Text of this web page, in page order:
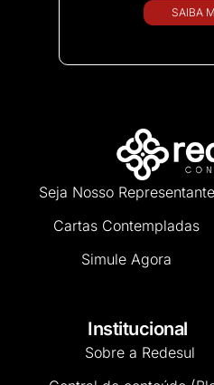
SAIBA
Seja Nosso Representante
Cartas Contempladas
Simule Agora
Institucional
Sobre a Redesul